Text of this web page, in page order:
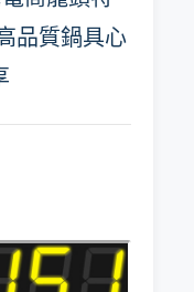
品質鍋具心